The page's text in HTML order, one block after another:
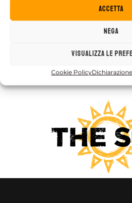
Accetta
Nega
Visualizza le
Cookie Policy
COMPRA IL BIGLIETTO